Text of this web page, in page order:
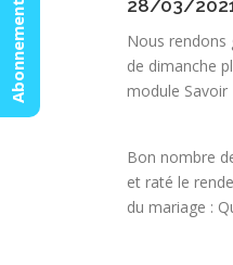
28/03/
Nous rendons
de dimanche
module Savoir
Bon nombre
et raté le
du mariage :